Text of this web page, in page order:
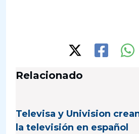
Relacionado
Televisa y Univision
la televisión en español